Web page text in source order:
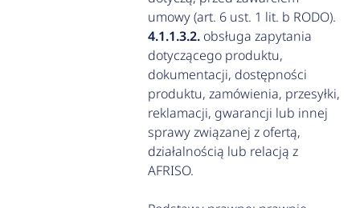
umowy (art. 6 ust. 1 lit. b RODO).
obsługa zapytania
dotyczącego produktu,
dokumentacji, dostępności
produktu, zamówienia, przesyłki,
reklamacji, gwarancji lub innej
sprawy związanej z ofertą,
działalnością lub relacją z
AFRISO.